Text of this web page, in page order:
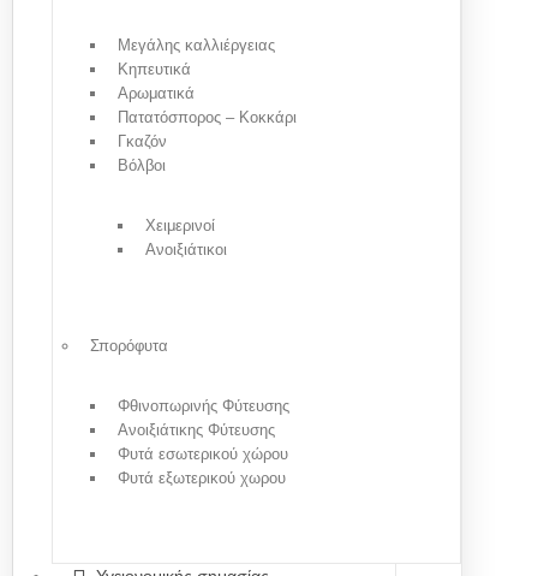
Μεγάλης καλλιέργειας
Κηπευτικά
Αρωματικά
Πατατόσπορος – Κοκκάρι
Γκαζόν
Βόλβοι
Χειμερινοί
Ανοιξιάτικοι
Σπορόφυτα
Φθινοπωρινής Φύτευσης
Ανοιξιάτικης Φύτευσης
Φυτά εσωτερικού χώρου
Φυτά εξωτερικού χωρου